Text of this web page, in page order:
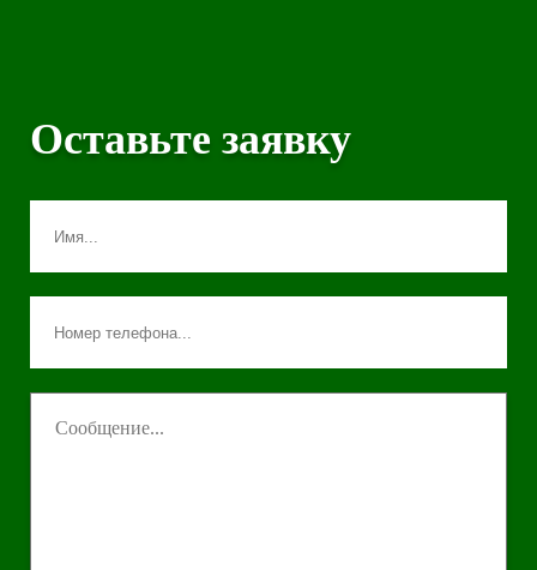
Оставьте заявку